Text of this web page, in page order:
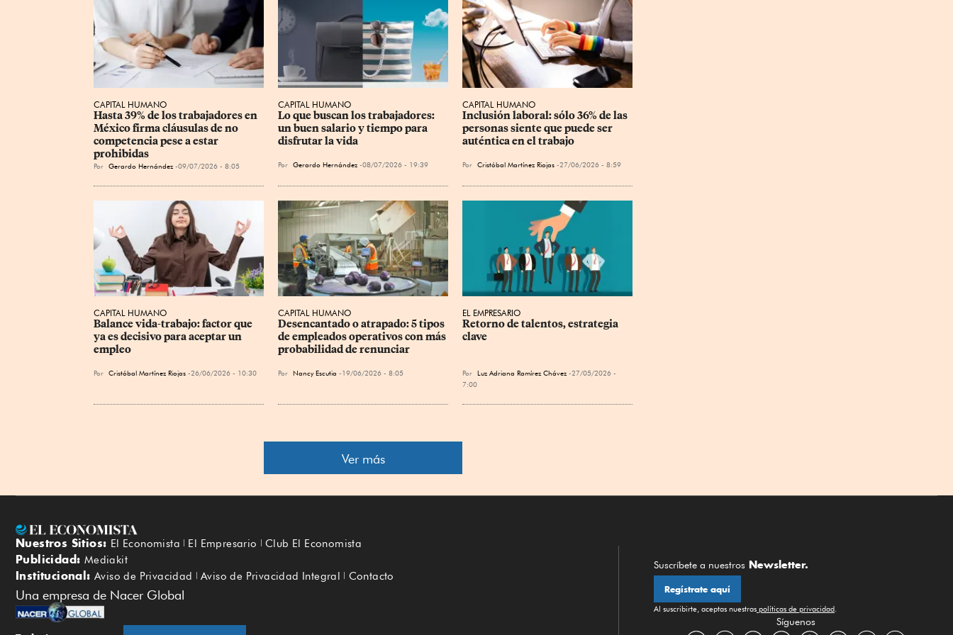
CAPITAL HUMANO
Hasta 39% de los trabajadores en
México firma cláusulas de no
competencia pese a estar
prohibidas
Por Gerardo Hernández 09/07/2026 - 8:05
CAPITAL HUMANO
Lo que buscan los trabajadores:
un buen salario y tiempo para
disfrutar la vida
Por Gerardo Hernández 08/07/2026 - 19:39
CAPITAL HUMANO
Inclusión laboral: sólo 36% de las
personas siente que puede ser
auténtica en el trabajo
Por Cristóbal Martínez Riojas 27/06/2026 - 8:59
CAPITAL HUMANO
Balance vida-trabajo: factor que
ya es decisivo para aceptar un
empleo
Por Cristóbal Martínez Riojas 26/06/2026 - 10:30
CAPITAL HUMANO
Desencantado o atrapado: 5 tipos
de empleados operativos con más
probabilidad de renunciar
Por Nancy Escutia 19/06/2026 - 8:05
EL EMPRESARIO
Retorno de talentos, estrategia
clave
Por Luz Adriana Ramírez Chávez 27/05/2026 -
7:00
Ver más
Nuestros Sitios: El Economista El Empresario Club El Economista
Publicidad: Mediakit
Institucional: Aviso de Privacidad Aviso de Privacidad Integral Contacto
Una empresa de Nacer Global
Suscríbete a nuestros Newsletter.
Regístrate aquí
Al suscribirte, aceptas nuestras políticas de privacidad
Síguenos